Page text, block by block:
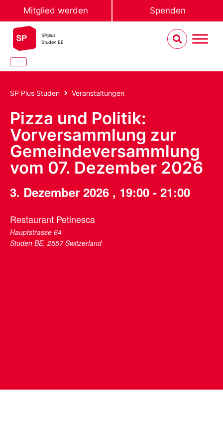
Mitglied werden Spenden
SPplus
Studen BE
SP Plus Studen Veranstaltungen
Pizza und Politik:
Vorversammlung zur
Gemeindeversammlung
vom 07. Dezember 2026
3. Dezember 2026 , 19:00 - 21:00
Restaurant Petinesca
Hauptstrasse 64
Studen BE, 2557 Switzerland